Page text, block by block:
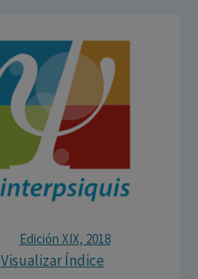
Edición XIX, 2018
Visualizar Índice